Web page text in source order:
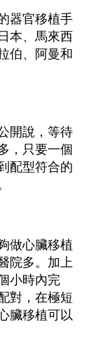
器官移植手
本、馬來西
伯、阿曼和
開說，等待
，只要一個
配型符合的
做心臟移植
院多。加上
小時內完
對，在極短
臟移植可以